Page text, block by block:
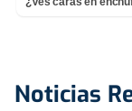
Noticias